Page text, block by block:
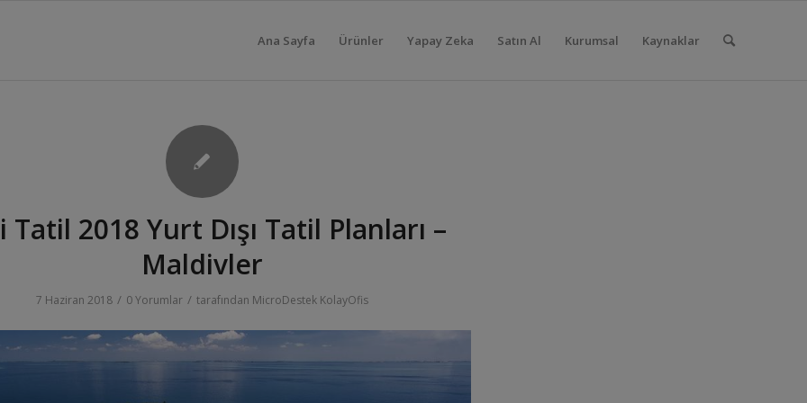
Ana Sayfa Ürünler Yapay Zeka Satın Al Kurumsal Kaynaklar
Tatil 2018 Yurt Dışı Tatil Planları –
Maldivler
7 Haziran 2018 / 0 Yorumlar / tarafından MicroDestek KolayOfis